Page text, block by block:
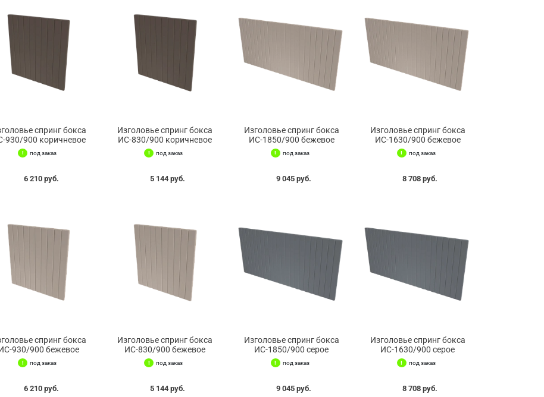
спринг бокса
930/900 коричневое
под заказ
6 210 руб.
Изголовье спринг бокса
ИС-830/900 коричневое
под заказ
5 144 руб.
Изголовье спринг бокса
ИС-1850/900 бежевое
под заказ
9 045 руб.
Изголовье спринг бокса
ИС-1630/900 бежевое
под заказ
8 708 руб.
спринг бокса
930/900 бежевое
под заказ
6 210 руб.
Изголовье спринг бокса
ИС-830/900 бежевое
под заказ
5 144 руб.
Изголовье спринг бокса
ИС-1850/900 серое
под заказ
9 045 руб.
Изголовье спринг бокса
ИС-1630/900 серое
под заказ
8 708 руб.